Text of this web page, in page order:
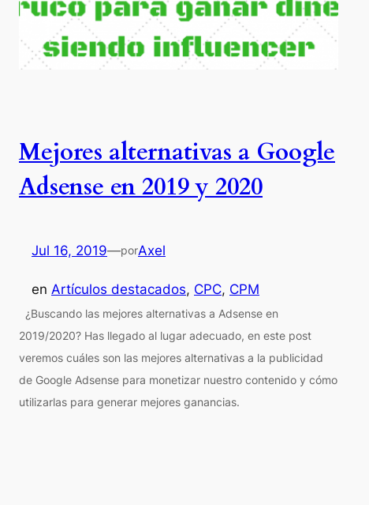
Mejores alternativas a Google
Adsense en 2019 y 2020
Jul 16, 2019—porAxel
en Artículos destacados, CPC, CPM
¿Buscando las mejores alternativas a Adsense en
2019/2020? Has llegado al lugar adecuado, en este post
veremos cuáles son las mejores alternativas a la publicidad
de Google Adsense para monetizar nuestro contenido y cómo
utilizarlas para generar mejores ganancias.